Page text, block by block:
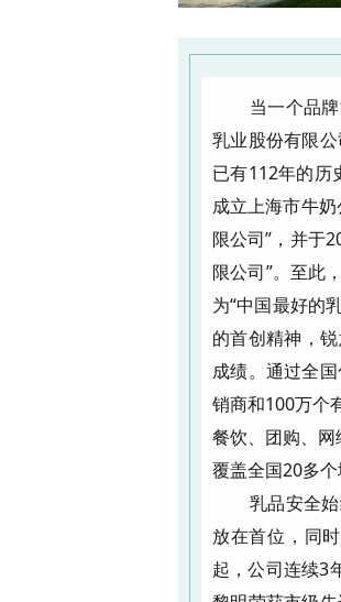
当一个品
乳业股份有限
已有112年的历
成立上海市牛
限公司”，并于
限公司”。至此
为“中国最好的
的首创精神，
成绩。通过全
销商和100万个
餐饮、团购、
覆盖全国20多
乳品安全
放在首位，同
起，公司连续3